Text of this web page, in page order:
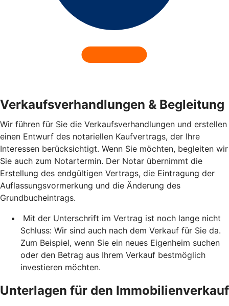
Verkaufsverhandlungen & Begleitung
Wir führen für Sie die Verkaufsverhandlungen und erstellen
einen Entwurf des notariellen Kaufvertrags, der Ihre
Interessen berücksichtigt. Wenn Sie möchten, begleiten wir
Sie auch zum Notartermin. Der Notar übernimmt die
Erstellung des endgültigen Vertrags, die Eintragung der
Auflassungsvormerkung und die Änderung des
Grundbucheintrags.
Mit der Unterschrift im Vertrag ist noch lange nicht
Schluss: Wir sind auch nach dem Verkauf für Sie da.
Zum Beispiel, wenn Sie ein neues Eigenheim suchen
oder den Betrag aus Ihrem Verkauf bestmöglich
investieren möchten.
Unterlagen für den Immobilienverkauf